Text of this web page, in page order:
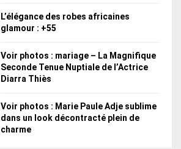
L’élégance des robes africaines
glamour : +55
Voir photos : mariage – La Magnifique
Seconde Tenue Nuptiale de l’Actrice
Diarra Thiès
Voir photos : Marie Paule Adje sublime
dans un look décontracté plein de
charme